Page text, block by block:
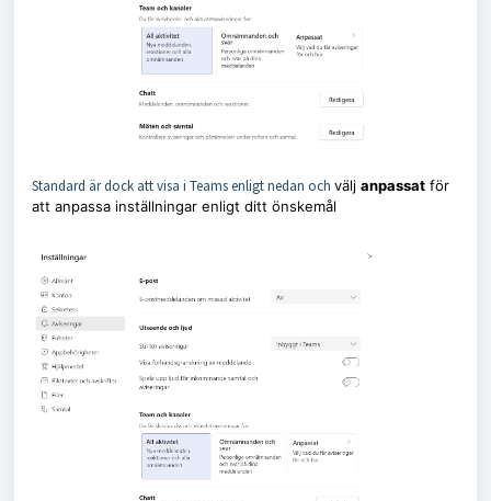
Standard är dock att visa i Teams enligt nedan och välj anpassat för
att anpassa inställningar enligt ditt önskemål